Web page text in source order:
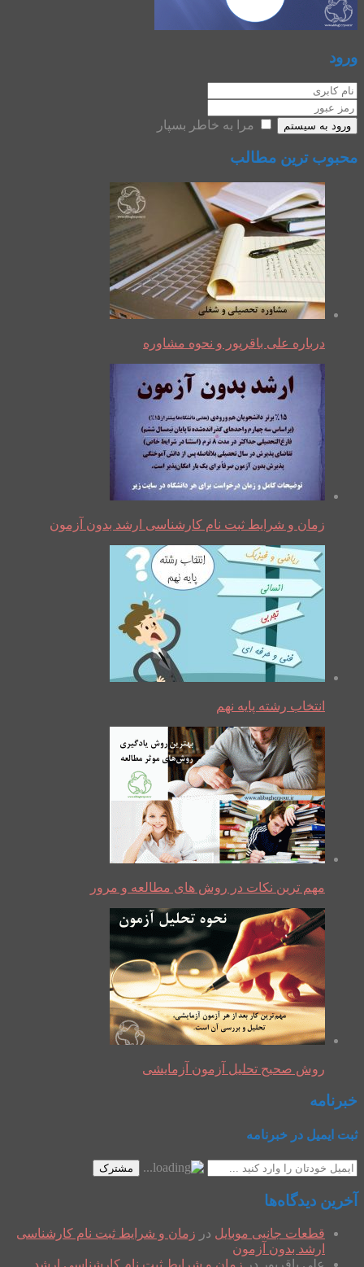
ورود
ورود به سیستم مرا به خاطر بسپار
محبوب ترین مطالب
درباره علی باقرپور و نحوه مشاوره
زمان و شرایط ثبت نام کارشناسی ارشد بدون آزمون
انتخاب رشته پایه نهم
مهم ترین نکات در روش های مطالعه و مرور
روش صحیح تحلیل آزمون آزمایشی
خبرنامه
ثبت ایمیل در خبرنامه
مشترک
آخرین دیدگاه‌ها
قطعات جانبی موبایل در زمان و شرایط ثبت نام کارشناسی
ارشد بدون آزمون
علی باقرپور در زمان و شرایط ثبت نام کارشناسی ارشد